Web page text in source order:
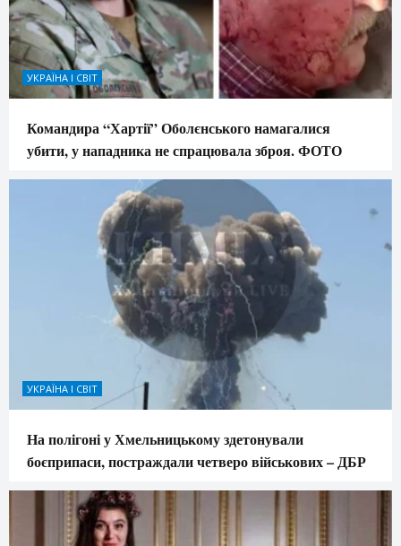
УКРАЇНА І СВІТ
Командира “Хартії” Оболєнського намагалися
убити, у нападника не спрацювала зброя. ФОТО
УКРАЇНА І СВІТ
На полігоні у Хмельницькому здетонували
боєприпаси, постраждали четверо військових – ДБР